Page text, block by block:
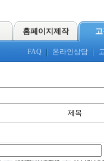
홈페이지제작
FAQ 온라인상담
제목